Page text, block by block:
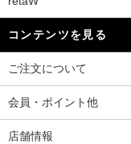
コンテンツを見る
ご注文について
会員・ポイント他
店舗情報